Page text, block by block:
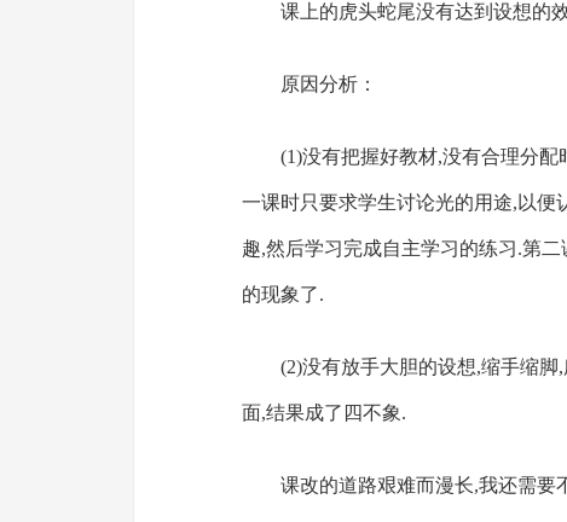
课上的虎头蛇尾没有达到设想的效
原因分析：
(1)没有把握好教材,没有合理分
一课时只要求学生讨论光的用途,以
趣,然后学习完成自主学习的练习.第
的现象了.
(2)没有放手大胆的设想,缩手缩
面,结果成了四不象.
课改的道路艰难而漫长,我还需要